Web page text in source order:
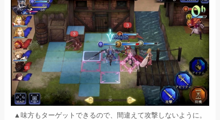
▲味方もターゲットできるので、間違えて攻撃しないように。